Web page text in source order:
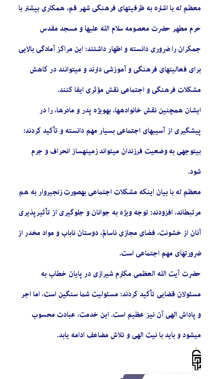
معظم له با اشاره به ظرفیتهای فرهنگی شهر قم، همکاری بیشتر با
حرم مطهر حضرت معصومه سلام الله علیها و مسجد مقدس
جمکران را ضروری دانسته و اظهار داشتند: این مراکز آمادگی بالایی
برای فعالیتهای فرهنگی و آموزشی دارند و میتوانند در کاهش
مشکلات فرهنگی و اجتماعی نقش مؤثری ایفا کنند.
ایشان همچنین نقش خانوادهها، بهویژه پدر و مادرها، را در
پیشگیری از آسیبهای اجتماعی بسیار مهم دانسته و تأکید کردند:
بیتوجهی به وضعیت فرزندان میتواند زمینهساز انحراف و جرم
شود.
معظم له با بیان اینکه مشکلات اجتماعی بهصورت زنجیروار به هم
مرتبطاند، افزودند: توجه ویژه به جوانان و جلوگیری از تأثیرپذیری
آنان از خشونت، فضای مجازی ناسالم، دوستان ناباب و مواد مخدر از
ضرورتهای مهم اجتماعی است.
حضرت آیت الله العظمی مکارم شیرازی در پایان خطاب به
مسئولان قضایی تأکید کردند: مسئولیت شما سنگین است، اما اجر
و پاداش الهی آن نیز عظیم است. این خدمت، عبادت محسوب
میشود و باید با نیت الهی و تلاش مضاعف ادامه یابد.